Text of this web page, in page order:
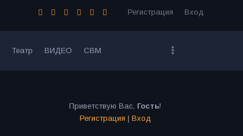
Регистрация Вход
Театр ВИДЕО СВМ
Приветствую Вас, Гость!
Регистрация | Вход